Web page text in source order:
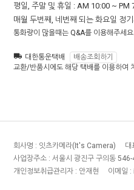
평일, 주말 및 휴일 : AM 10:00 ~ PM
매월 두번째, 네번째 되는 화요일 정
통화량이 많을때는 Q&A를 이용해주세요.
대한통운택배
배송조회하기
교환/반품시에도 해당 택배를 이용하여
회사명 : 잇츠카메라(It's Camera) 대
사업장주소 : 서울시 광진구 구의동
개인정보취급관리자 : 안재현 이메일 :